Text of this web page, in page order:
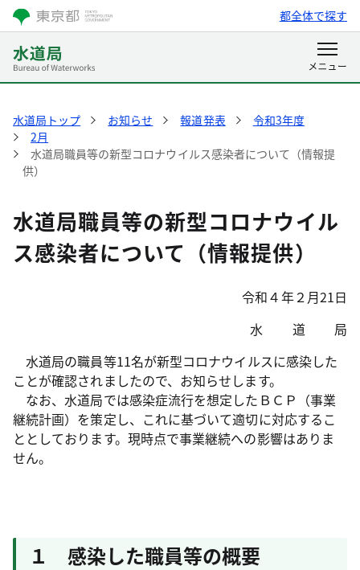
都全体で探す
水道局トップ お知らせ 報道発表
令和3年度
2月
水道局職員等の新型コロナウイルス感染者について（情報提
供）
水道局職員等の新型コロナウイル
ス感染者について（情報提供）
令和４年２月21日
水 道 局
水道局の職員等11名が新型コロナウイルスに感染した
ことが確認されましたので、お知らせします。
なお、水道局では感染症流行を想定したＢＣＰ（事業
継続計画）を策定し、これに基づいて適切に対応するこ
ととしております。現時点で事業継続への影響はありま
せん。
１ 感染した職員等の概要